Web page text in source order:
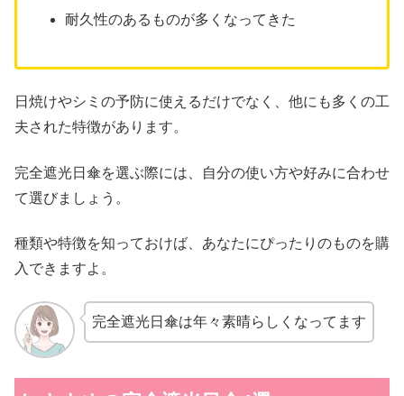
耐久性のあるものが多くなってきた
日焼けやシミの予防に使えるだけでなく、他にも多くの工
夫された特徴があります。
完全遮光日傘を選ぶ際には、自分の使い方や好みに合わせ
て選びましょう。
種類や特徴を知っておけば、あなたにぴったりのものを購
入できますよ。
完全遮光日傘は年々素晴らしくなってます